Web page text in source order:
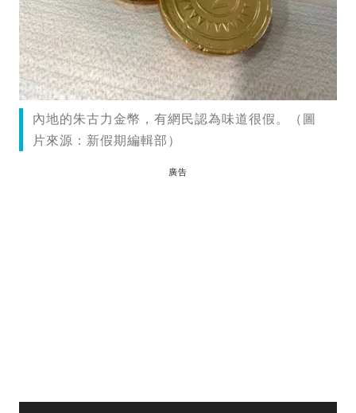
內地的朱古力金幣，有網民認為味道很假。（圖
片來源：新假期編輯部）
廣告